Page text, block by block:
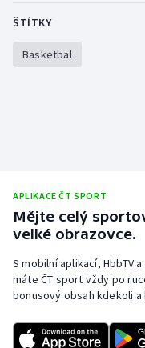
ŠTÍTKY
Basketbal
APLIKACE ČT SPORT
Mějte celý
velké obrazovce.
S mobilní aplikací, HbbTV
máte ČT sport vždy po
bonusový obsah kdekoli a